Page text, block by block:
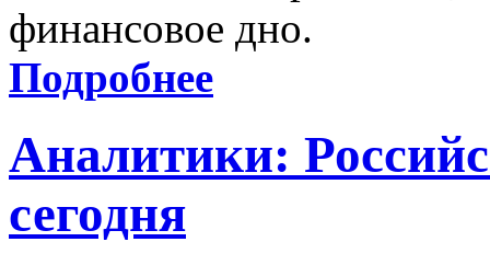
финансовое дно.
Подробнее
Аналитики:
сегодня